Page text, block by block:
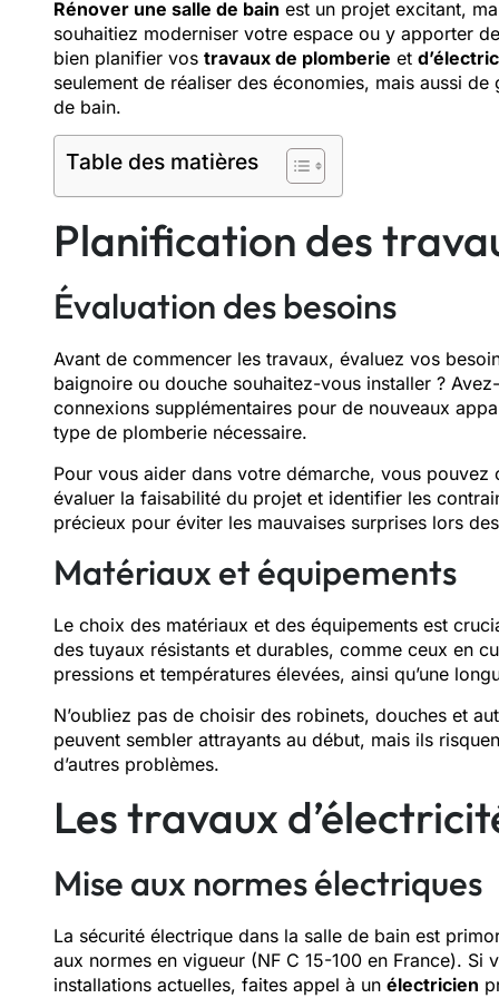
Rénover une salle de bain est un projet excitant,
souhaitiez moderniser votre espace ou y apporter
bien planifier vos travaux de plomberie et
seulement de réaliser des économies, mais aussi
de bain.
Table des matières
Planification des
Évaluation des besoins
Avant de commencer les travaux, évaluez vos
baignoire ou douche souhaitez-vous installer ?
connexions supplémentaires pour de nouveaux
type de plomberie nécessaire.
Pour vous aider dans votre démarche, vous pouvez
évaluer la faisabilité du projet et identifier les
précieux pour éviter les mauvaises surprises lors
Matériaux et équipements
Le choix des matériaux et des équipements est
des tuyaux résistants et durables, comme ceux en
pressions et températures élevées, ainsi qu’une
N’oubliez pas de choisir des robinets, douches et
peuvent sembler attrayants au début, mais ils
d’autres problèmes.
Les travaux
Mise aux normes électriques
La sécurité électrique dans la salle de bain est
aux normes en vigueur (NF C 15-100 en France).
installations actuelles, faites appel à un électricien